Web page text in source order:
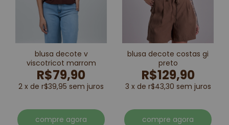
blusa decote v
viscotricot marrom
R$79,90
2 x de r$39,95 sem juros
compre agora
blusa decote costas gi
preto
R$129,90
3 x de r$43,30 sem juros
compre agora